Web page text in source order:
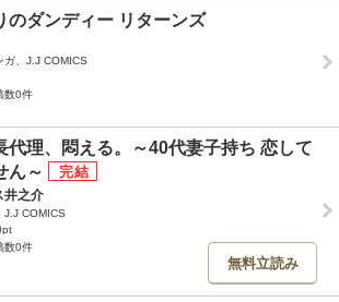
のダンディー リターンズ
ガ、J.J COMICS
数0件
代理、悶える。～40代妻子持ち 恋して
ん～
井之介
J.J COMICS
数0件
無料立読み